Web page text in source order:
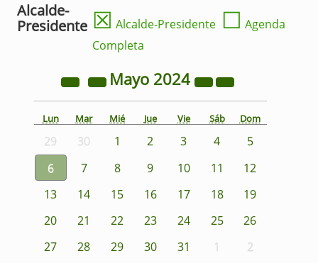
Alcalde-
Presidente ☒ Alcalde-Presidente ☐ Agenda
Completa
Mayo 2024
Lun Mar Mié Jue Vie Sáb Dom
29 30 1 2 3 4
5
6
7 8 9 10 11
12
13
14 15 16 17 18
19
20
21 22 23 24 25
26
27
28 29 30 31 1 2